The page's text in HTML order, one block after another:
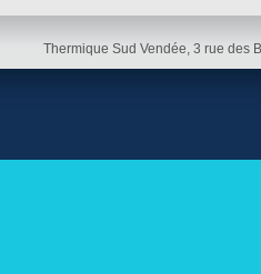
Thermique Sud Vendée, 3 rue des